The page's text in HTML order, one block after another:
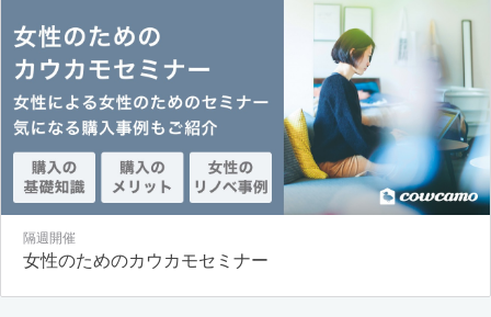
隔週開催
女性のためのカウカモセミナー